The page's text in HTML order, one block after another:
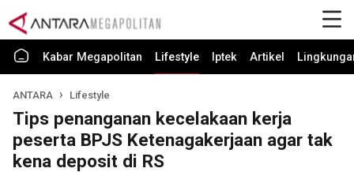
Kabar Megapolitan Lifestyle Iptek Artikel
ANTARA Lifestyle
Tips penanganan kecelakaan kerja
peserta BPJS Ketenagakerjaan agar tak
kena deposit di RS